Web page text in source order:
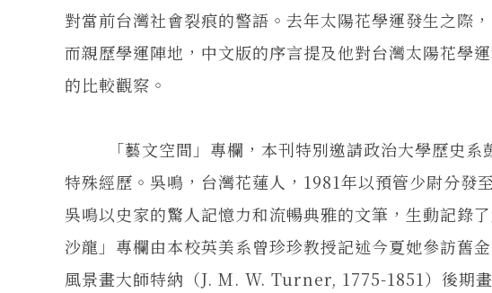
對當前台灣社會裂痕的警語。去年太陽花學運發生之
而親歷學運陣地，中文版的序言提及他對台灣太陽花學
的比較觀察。
「藝文空間」專欄，本刊特別邀請政治大學歷史系
特殊經歷。吳鳴，台灣花蓮人，1981年以預管少尉分發
吳鳴以史家的驚人記憶力和流暢典雅的文筆，生動記錄
沙龍」專欄由本校英美系曾珍珍教授記述今夏她參訪
風景畫大師特納（J. M. W. Turner, 1775-1851）後期